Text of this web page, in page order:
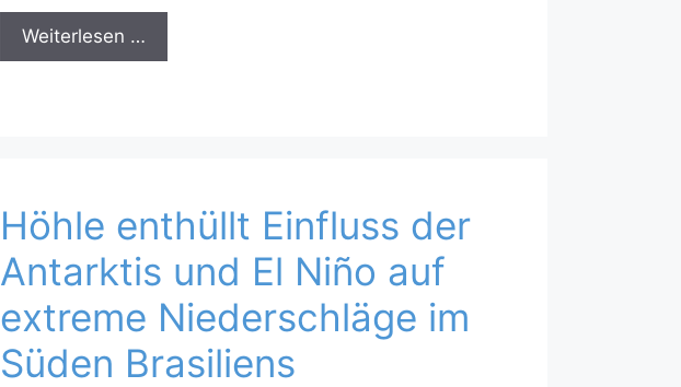
Weiterlesen …
Höhle enthüllt Einfluss der
Antarktis und El Niño auf
extreme Niederschläge im
Süden Brasiliens